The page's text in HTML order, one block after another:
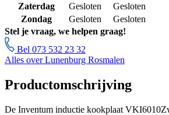
Zaterdag
Gesloten
Gesloten
Zondag
Gesloten
Gesloten
Stel je vraag, we helpen graag!
Bel 073 532 23 32
Alles over Lunenburg Rosmalen
Productomschrijving
De Inventum inductie kookplaat